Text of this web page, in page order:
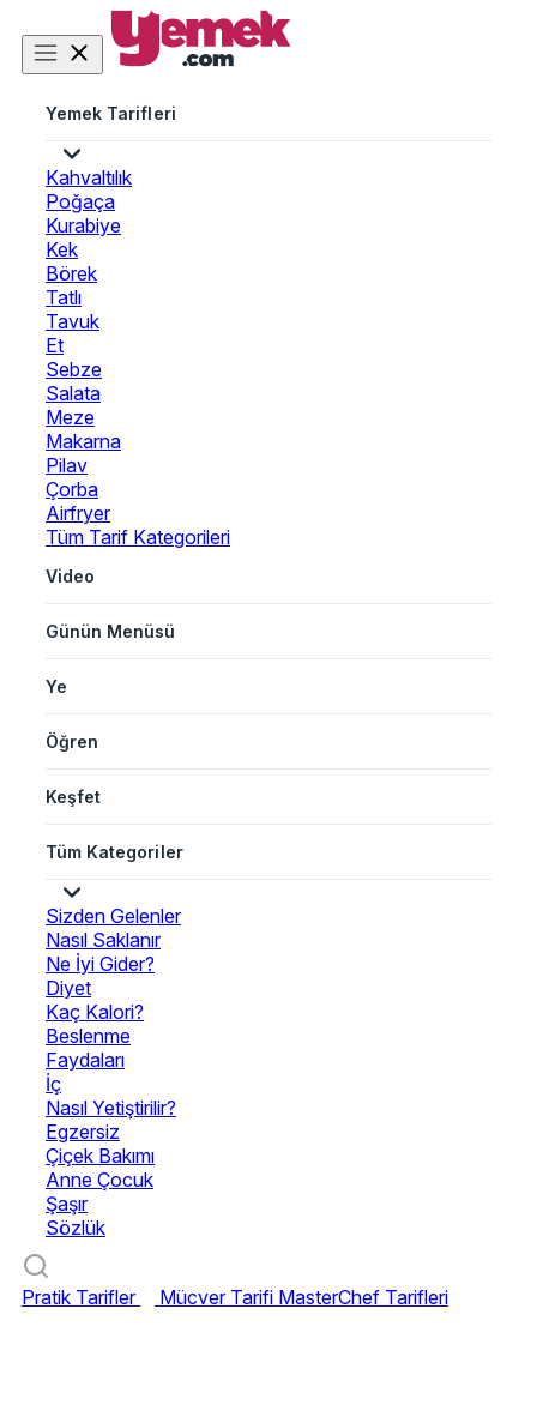
Yemek Tarifleri
Kahvaltılık
Poğaça
Kurabiye
Kek
Börek
Tatlı
Tavuk
Et
Sebze
Salata
Meze
Makarna
Pilav
Çorba
Airfryer
Tüm Tarif Kategorileri
Video
Günün Menüsü
Ye
Öğren
Keşfet
Tüm Kategoriler
Sizden Gelenler
Nasıl Saklanır
Ne İyi Gider?
Diyet
Kaç Kalori?
Beslenme
Faydaları
İç
Nasıl Yetiştirilir?
Egzersiz
Çiçek Bakımı
Anne Çocuk
Şaşır
Sözlük
Pratik Tarifler Mücver Tarifi MasterChef Tarifleri